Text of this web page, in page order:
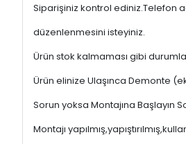
Siparişiniz kontrol ediniz.Telefon
düzenlenmesini isteyiniz.
Ürün stok kalmaması gibi
Ürün elinize Ulaşınca Demonte
Sorun yoksa Montajına Başlayın
Montajı